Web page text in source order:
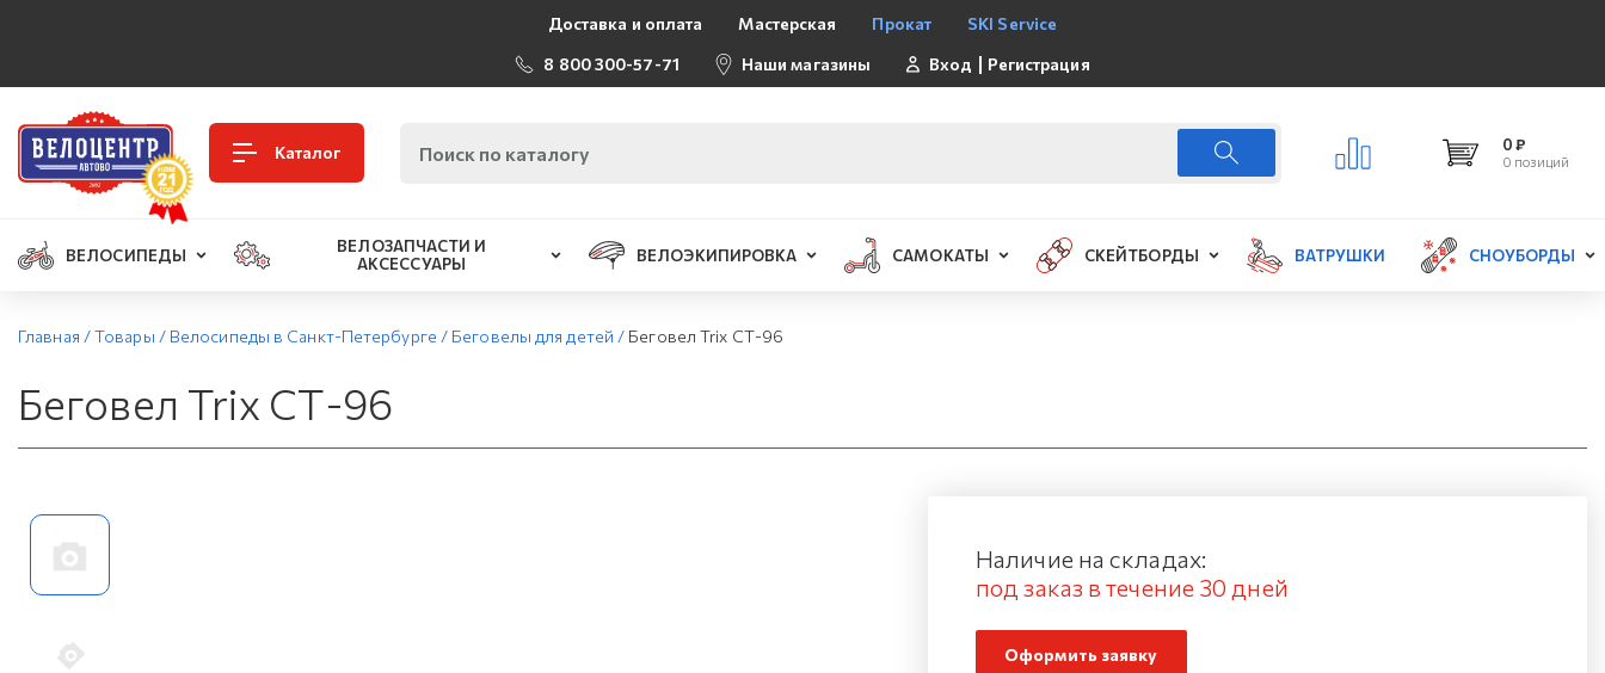
Доставка и оплата Мастерская Прокат
SKI Service
8 800 300-57-71
Наши магазины Вход Регистрация
Каталог 0 ₽
0 позиций
ВЕЛОСИПЕДЫ
ВЕЛОЗАПЧАСТИ И
АКСЕССУАРЫ
ВЕЛОЭКИПИРОВКА САМОКАТЫ СКЕЙТБОРДЫ ВАТРУШКИ СНОУБОРДЫ
Главная /Товары / Велосипеды в Санкт-Петербурге / Беговелы для детей / Беговел Trix СТ-96
Беговел Trix СТ-96
Наличие на складах:
под заказ в течение 30 дней
Оформить заявку